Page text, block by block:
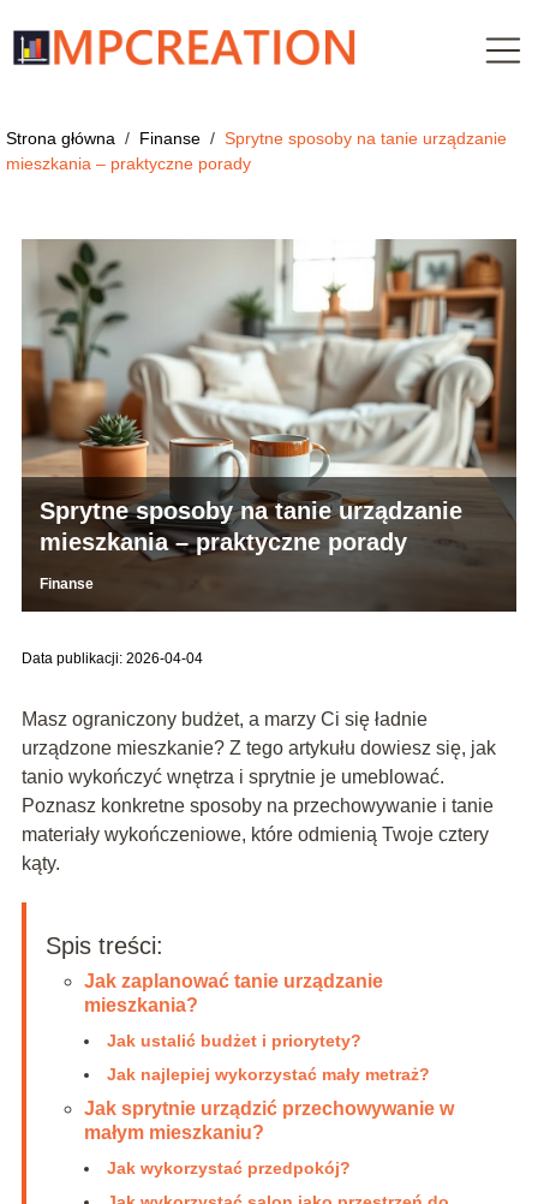
Strona główna / Finanse / Sprytne sposoby na tanie urządzanie
mieszkania – praktyczne porady
Sprytne sposoby na tanie urządzanie
mieszkania – praktyczne porady
Finanse
Data publikacji: 2026-04-04
Masz ograniczony budżet, a marzy Ci się ładnie
urządzone mieszkanie? Z tego artykułu dowiesz się, jak
tanio wykończyć wnętrza i sprytnie je umeblować.
Poznasz konkretne sposoby na przechowywanie i tanie
materiały wykończeniowe, które odmienią Twoje cztery
kąty.
Spis treści:
Jak zaplanować tanie urządzanie
mieszkania?
Jak ustalić budżet i priorytety?
Jak najlepiej wykorzystać mały metraż?
Jak sprytnie urządzić przechowywanie w
małym mieszkaniu?
Jak wykorzystać przedpokój?